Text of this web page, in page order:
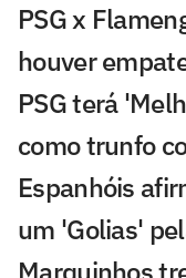
PSG x
houver
PSG terá
como trunfo
Espanhóis
um 'Golias'